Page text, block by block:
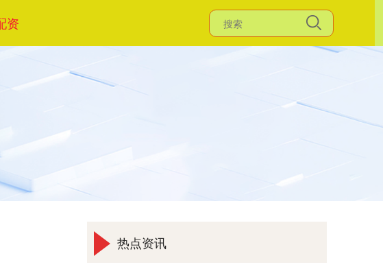
资
热点资讯